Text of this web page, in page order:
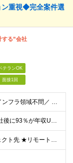
ン重視◆完全案件選
する”会社
テランOK
面接1回
＼ベテラン大歓迎！開発・インフラ領域不問／ ■ITプロジェクトにおけるマネジメント経験、もしくはPM、PMOのご経験をお持ちの方 ■学歴不問 ～このような方にオススメです～ ・「人材育成・マネジメン
★前職給与保証あり！ ★入社後に93％が年収UPを実現 ★平均年収は【103万円UP】を実現 ★入社後年収最大【156万円UP】 ■月給40万円～90万円+昇給2回+賞与2回+各種手当 ＜スキル/
★一都三県or全国のプロジェクト先 ★リモート率85%＆フルリモート案件多数 ★転居を伴う転勤なし ★U・Iターンも歓迎！地方在住者の採用実績も多数あり ■本社 東京都渋谷区恵比寿西1-32-16